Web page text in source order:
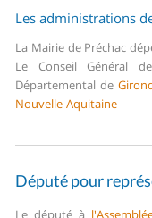
Les administrations
La Mairie de Préchac
Le Conseil Général
Départemental de
Nouvelle-Aquitaine
Député pour